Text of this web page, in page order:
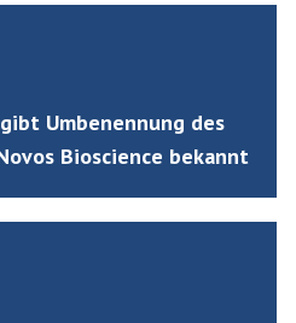
Umbenennung des
Bioscience bekannt